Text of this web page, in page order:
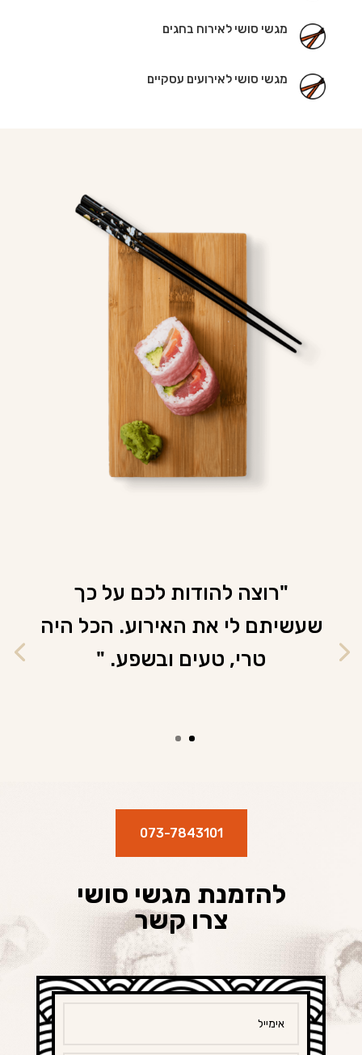
מגשי סושי לאירוח בחגים
מגשי סושי לאירועים עסקיים
"רוצה להודות לכם על כך
שעשיתם לי את האירוע. הכל היה
טרי, טעים ובשפע. "
073-7843101
להזמנת מגשי סושי
צרו קשר